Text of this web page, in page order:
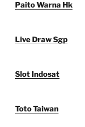
Paito Warna Hk
Live Draw Sgp
Slot Indosat
Toto Taiwan